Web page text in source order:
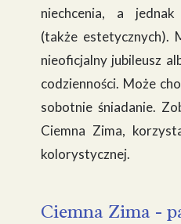
niechcenia, a jednak
(także estetycznych).
nieoficjalny jubileusz
codzienności. Może
sobotnie śniadanie.
Ciemna Zima,
kolorystycznej.
Ciemna Zima -